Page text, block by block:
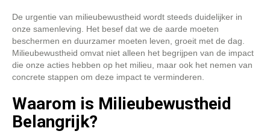
De urgentie van milieubewustheid wordt steeds duidelijker in
onze samenleving. Het besef dat we de aarde moeten
beschermen en duurzamer moeten leven, groeit met de dag.
Milieubewustheid omvat niet alleen het begrijpen van de impact
die onze acties hebben op het milieu, maar ook het nemen van
concrete stappen om deze impact te verminderen.
Waarom is Milieubewustheid
Belangrijk?